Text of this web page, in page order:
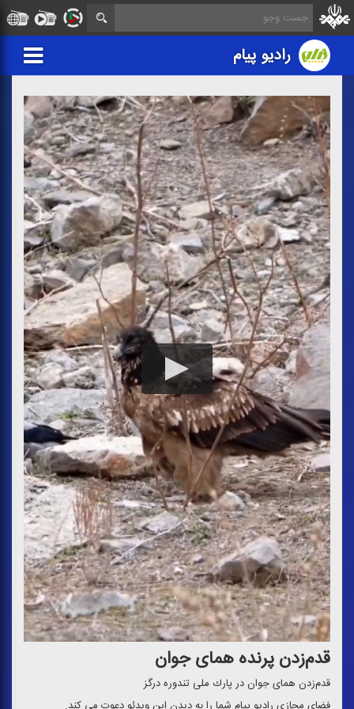
رادیو پیام
قدم‌زدن پرنده همای جوان
قدم‌زدن همای جوان در پارك ملی تندوره درگز